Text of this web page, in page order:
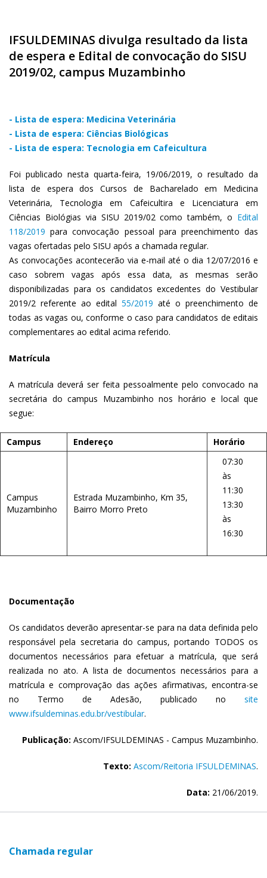
IFSULDEMINAS divulga resultado da lista
de espera e Edital de convocação do SISU
2019/02, campus Muzambinho
- Lista de espera: Medicina Veterinária
- Lista de espera: Ciências Biológicas
- Lista de espera: Tecnologia em Cafeicultura
Foi publicado nesta quarta-feira, 19/06/2019, o resultado da
lista de espera dos Cursos de Bacharelado em Medicina
Veterinária, Tecnologia em Cafeicultira e Licenciatura em
Ciências Biológias via SISU 2019/02 como também, o Edital
118/2019 para convocação pessoal para preenchimento das
vagas ofertadas pelo SISU após a chamada regular.
As convocações acontecerão via e-mail até o dia 12/07/2016 e
caso sobrem vagas após essa data, as mesmas serão
disponibilizadas para os candidatos excedentes do Vestibular
2019/2 referente ao edital 55/2019 até o preenchimento de
todas as vagas ou, conforme o caso para candidatos de editais
complementares ao edital acima referido.
Matrícula
A matrícula deverá ser feita pessoalmente pelo convocado na
secretária do campus Muzambinho nos horário e local que
segue:
Campus Endereço Horário
Campus
Muzambinho
Estrada Muzambinho, Km 35,
Bairro Morro Preto
07:30
às
11:30
13:30
às
16:30
Documentação
Os candidatos deverão apresentar-se para na data definida pelo
responsável pela secretaria do campus, portando TODOS os
documentos necessários para efetuar a matrícula, que será
realizada no ato. A lista de documentos necessários para a
matrícula e comprovação das ações afirmativas, encontra-se
no Termo de Adesão, publicado no site
www.ifsuldeminas.edu.br/vestibular.
Publicação: Ascom/IFSULDEMINAS - Campus Muzambinho.
Texto: Ascom/Reitoria IFSULDEMINAS.
Data: 21/06/2019.
Chamada regular